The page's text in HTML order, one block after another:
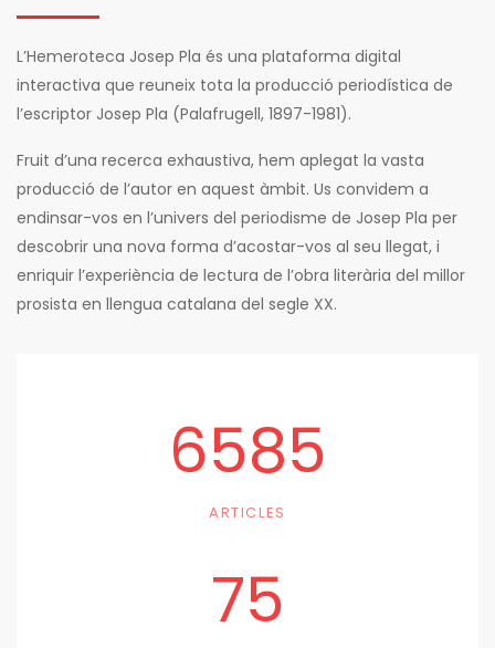
L’Hemeroteca Josep Pla és una plataforma digital
interactiva que reuneix tota la producció periodística de
l’escriptor Josep Pla (Palafrugell, 1897-1981).
Fruit d’una recerca exhaustiva, hem aplegat la vasta
producció de l’autor en aquest àmbit. Us convidem a
endinsar-vos en l’univers del periodisme de Josep Pla per
descobrir una nova forma d’acostar-vos al seu llegat, i
enriquir l’experiència de lectura de l’obra literària del millor
prosista en llengua catalana del segle XX.
6585
ARTICLES
75